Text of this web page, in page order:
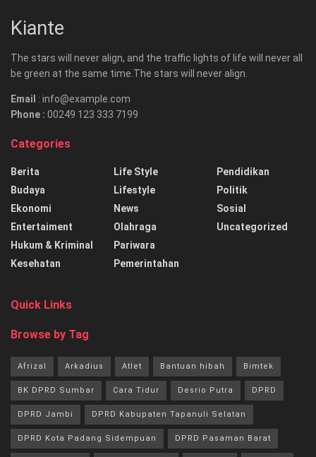
Kiante
The stars will never align, and the traffic lights of life will never all
be green at the same time.The stars will never align.
Email : info@example.com
Phone : 00249 123 333 7199
Categories
Berita
Budaya
Ekonomi
Entertaiment
Hukum & Kriminal
Kesehatan
Life Style
Lifestyle
News
Olahraga
Pariwara
Pemerintahan
Pendidikan
Politik
Sosial
Uncategorized
Quick Links
Browse by Tag
Afrizal Arkadius Atlet Bantuan hibah Bimtek
BK DPRD Sumbar Cara Tidur Desrio Putra DPRD
DPRD Jambi DPRD Kabupaten Tapanuli Selatan
DPRD Kota Padang Sidempuan DPRD Pasaman Barat